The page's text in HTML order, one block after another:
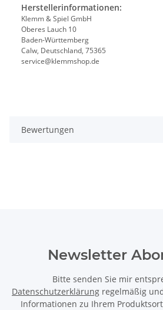
Herstellerinformationen:
Klemm & Spiel GmbH
Oberes Lauch 10
Baden-Württemberg
Calw, Deutschland, 75365
service@klemmshop.de
Bewertungen
Newsletter
Bitte senden Sie mir
Datenschutzerklärung regelmäßig
Informationen zu Ihrem